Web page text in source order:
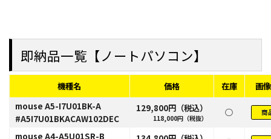
即納品一覧【ノートパソコン】
機種名 価格 在庫
画
mouse A5-I7U01BK-A
#A5I7U01BKACAW102DEC
129,800円（税込）
118,000円（税抜）
○ 商
mouse A4-A5U01SR-B